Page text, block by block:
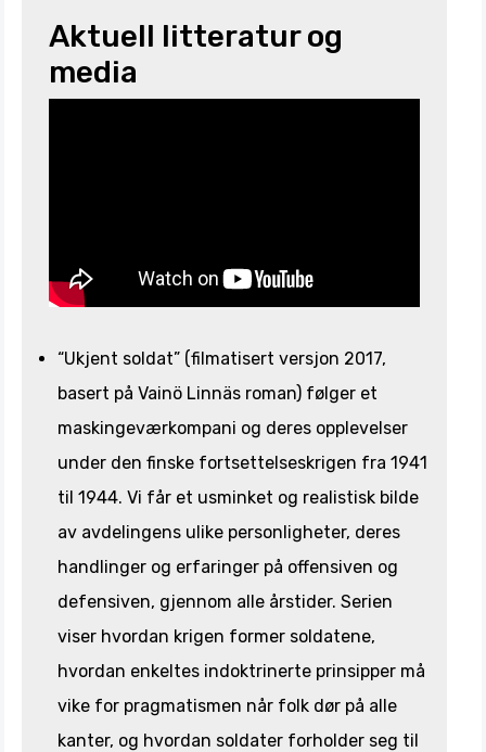
Aktuell litteratur og
media
“Ukjent soldat” (filmatisert versjon 2017,
basert på Vainö Linnäs roman) følger et
maskingeværkompani og deres opplevelser
under den finske fortsettelseskrigen fra 1941
til 1944. Vi får et usminket og realistisk bilde
av avdelingens ulike personligheter, deres
handlinger og erfaringer på offensiven og
defensiven, gjennom alle årstider. Serien
viser hvordan krigen former soldatene,
hvordan enkeltes indoktrinerte prinsipper må
vike for pragmatismen når folk dør på alle
kanter, og hvordan soldater forholder seg til